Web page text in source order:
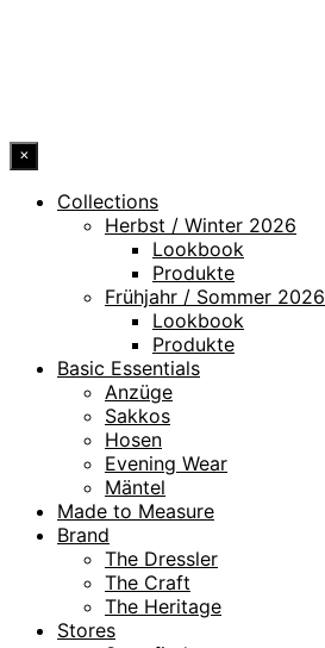
×
Collections
Herbst / Winter 2026
Lookbook
Produkte
Frühjahr / Sommer 2026
Lookbook
Produkte
Basic Essentials
Anzüge
Sakkos
Hosen
Evening Wear
Mäntel
Made to Measure
Brand
The Dressler
The Craft
The Heritage
Stores